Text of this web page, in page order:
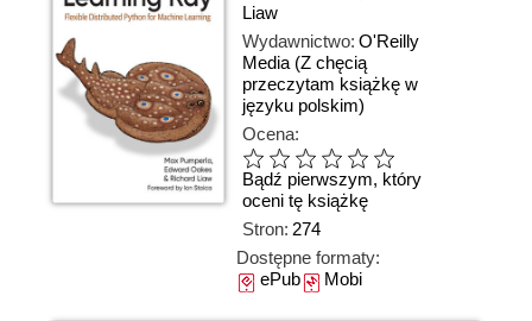
Liaw
Wydawnictwo: O'Reilly
Media (Z chęcią
przeczytam książkę w
języku polskim)
Ocena:
Bądź pierwszym, który
oceni tę książkę
Stron: 274
Dostępne formaty:
ePubMobi